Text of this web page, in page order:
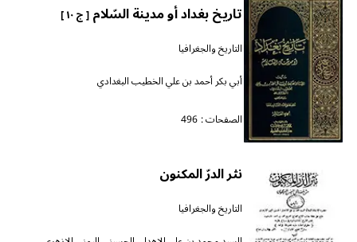
تاريخ بغداد أو مدينة السّلام[ ج ١٠ ]
التاريخ والجغرافيا
أبي بكر أحمد بن علي الخطيب البغدادي
الصفحات : 496
نثر الدرّ المكنون
التاريخ والجغرافيا